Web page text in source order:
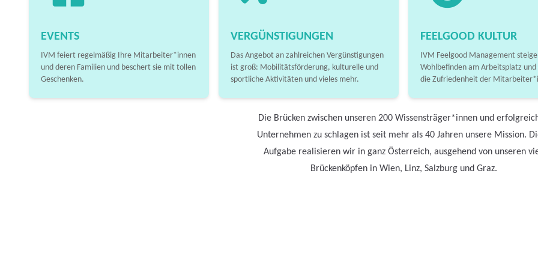
EVENTS
IVM feiert regelmäßig Ihre Mitarbeiter*innen
und deren Familien und beschert sie mit tollen
Geschenken.
VERGÜNSTIGUNGEN
Das Angebot an zahlreichen Vergünstigungen
ist groß: Mobilitätsförderung, kulturelle und
sportliche Aktivitäten und vieles mehr.
FEELGOOD KULTUR
IVM Feelgood Management
Wohlbefinden am Arbeitsplatz und
die Zufriedenheit der
Die Brücken zwischen unseren 200 Wissensträger*innen und
Unternehmen zu schlagen ist seit mehr als 40 Jahren unsere Mission.
Aufgabe realisieren wir in ganz Österreich, ausgehend von unseren
Brückenköpfen in Wien, Linz, Salzburg und Graz.